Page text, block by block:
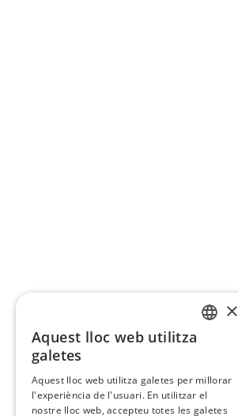
×
Aquest lloc web utilitza
galetes
Aquest lloc web utilitza galetes per millorar
l'experiència de l'usuari. En utilitzar el
nostre lloc web, accepteu totes les galetes